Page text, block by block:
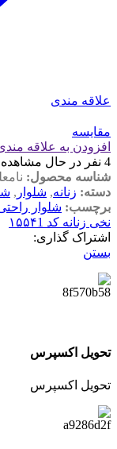
علاقه مندی
مقایسه
افزودن به علاقه
4 نفر در حال
شناسه محصول:
دسته: زنانه, شلوار ,
برچسب: شلوار
نخی زنانه کد ۱۵۵۴1
اشتراک گذاری:
بستن
تحویل اکسپرس
تحویل اکسپرس